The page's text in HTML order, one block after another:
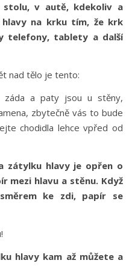
stolu, v autě, kdekoliv a
na krku tím, že krk
telefony, tablety a další
nad tělo je tento:
a paty jsou u stěny,
zbytečně vás to bude
chodidla lehce vpřed od
zátylku hlavy je opřen o
mezi hlavu a stěnu. Když
ke zdi, papír se
hlavy kam až můžete a